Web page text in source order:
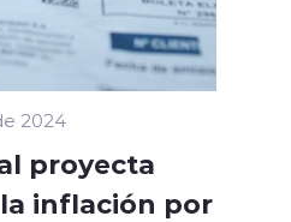
2024
proyecta
inflación por